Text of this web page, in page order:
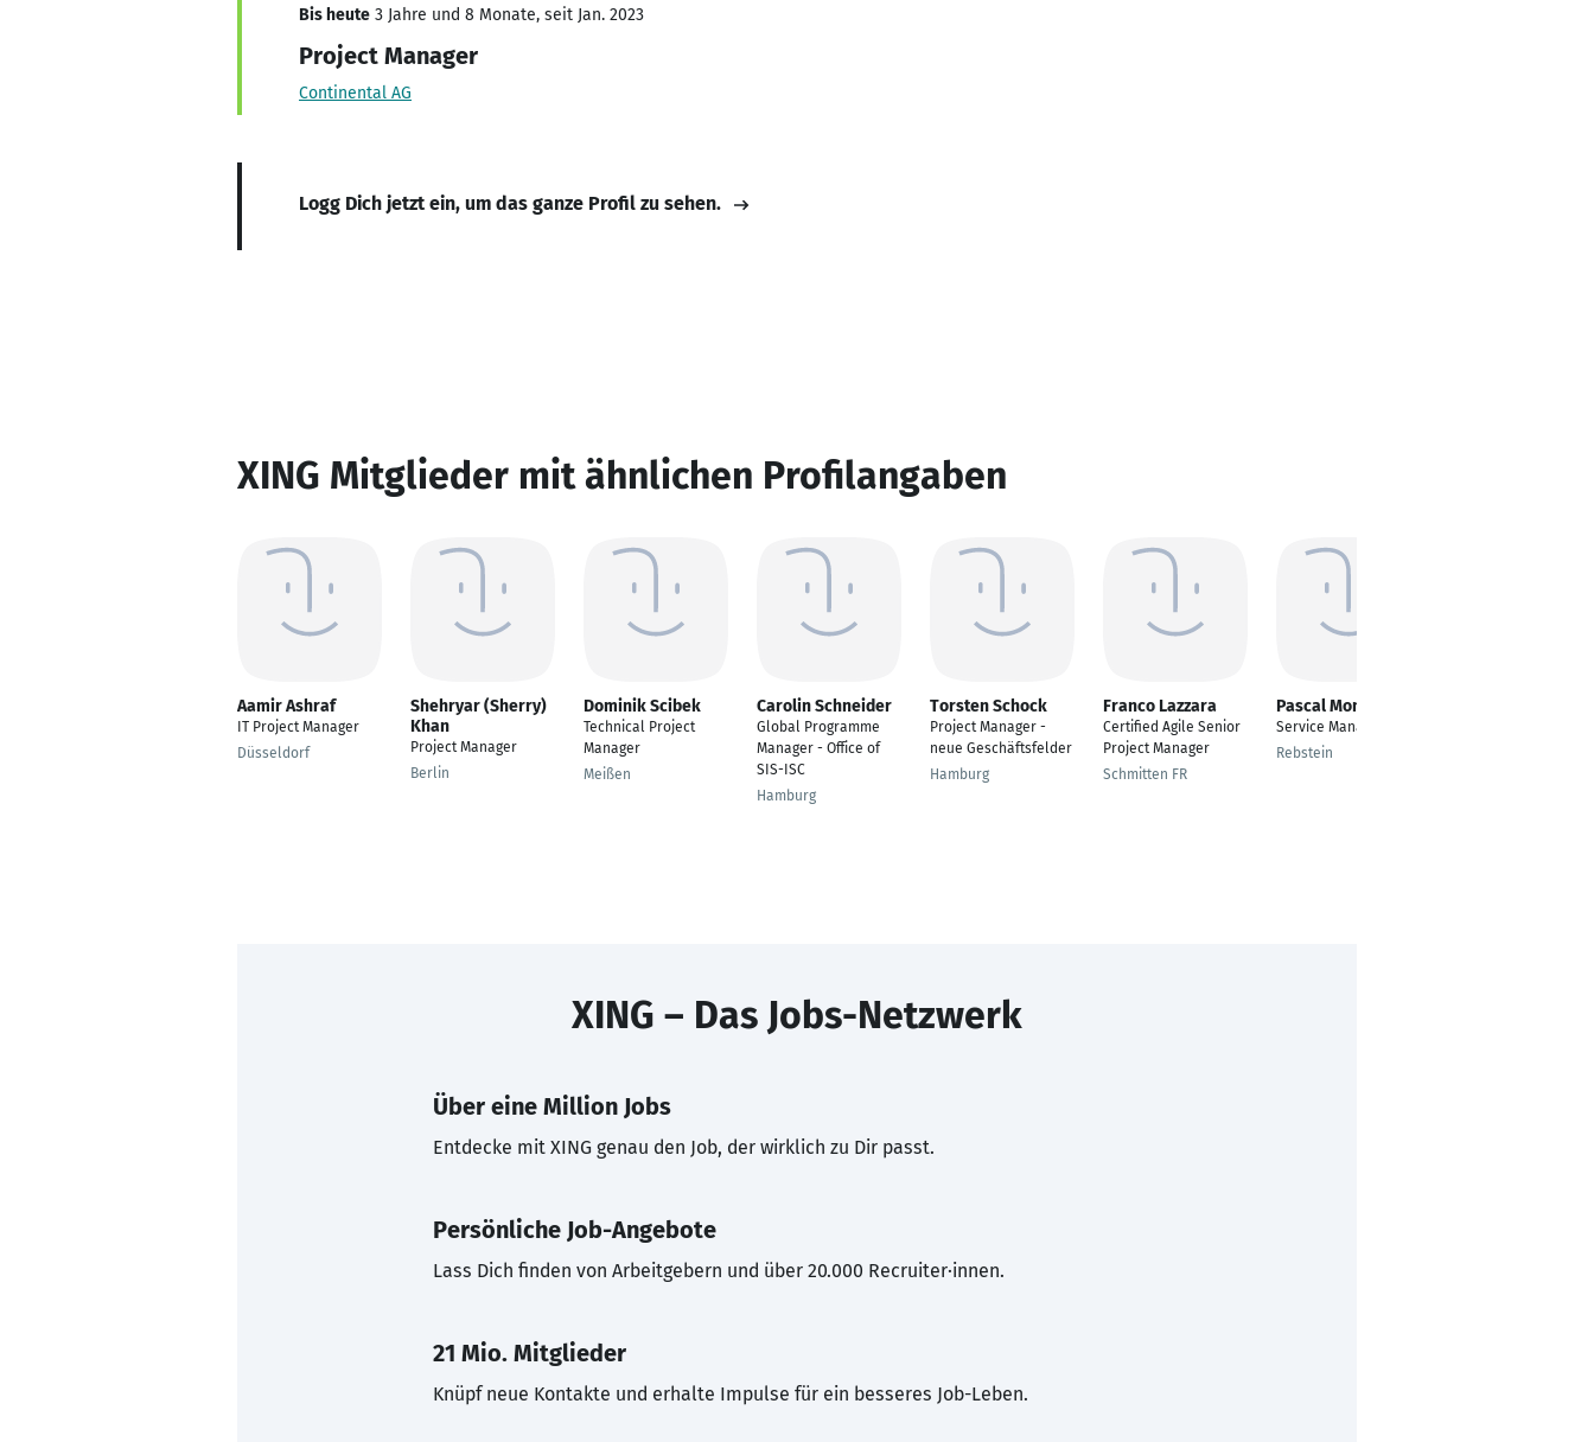
Bis heute 3 Jahre und 8 Monate, seit Jan. 2023
Project Manager
Continental AG
Logg Dich jetzt ein, um das ganze Profil zu sehen.
XING Mitglieder mit ähnlichen Profilangaben
Aamir Ashraf
IT Project Manager
Düsseldorf
Shehryar (Sherry)
Khan
Project Manager
Berlin
Dominik Scibek
Technical Project
Manager
Meißen
Carolin Schneider
Global Programme
Manager - Office of
SIS-ISC
Hamburg
Torsten Schock
Project Manager -
neue Geschäftsfelder
Hamburg
Franco Lazzara
Certified Agile Senior
Project Manager
Schmitten FR
Pascal Monnat
Service Manager
Rebstein
XING – Das Jobs-Netzwerk
Über eine Million Jobs
Entdecke mit XING genau den Job, der wirklich zu Dir passt.
Persönliche Job-Angebote
Lass Dich finden von Arbeitgebern und über 20.000 Recruiter·innen.
21 Mio. Mitglieder
Knüpf neue Kontakte und erhalte Impulse für ein besseres Job-Leben.